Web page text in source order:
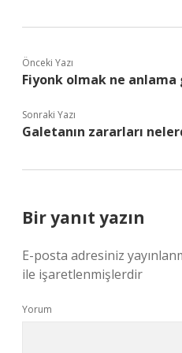
Önceki Yazı
Fiyonk olmak ne anlama
Sonraki Yazı
Galetanın zararları
Bir yanıt yazın
E-posta adresiniz
ile işaretlenmişlerdir
Yorum